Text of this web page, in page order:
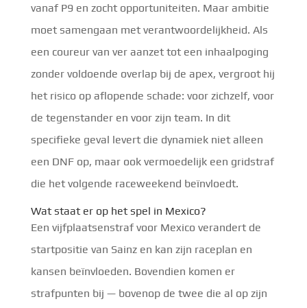
vanaf P9 en zocht opportuniteiten. Maar ambitie
moet samengaan met verantwoordelijkheid. Als
een coureur van ver aanzet tot een inhaalpoging
zonder voldoende overlap bij de apex, vergroot hij
het risico op aflopende schade: voor zichzelf, voor
de tegenstander en voor zijn team. In dit
specifieke geval levert die dynamiek niet alleen
een DNF op, maar ook vermoedelijk een gridstraf
die het volgende raceweekend beïnvloedt.
Wat staat er op het spel in Mexico?
Een vijfplaatsenstraf voor Mexico verandert de
startpositie van Sainz en kan zijn raceplan en
kansen beïnvloeden. Bovendien komen er
strafpunten bij — bovenop de twee die al op zijn